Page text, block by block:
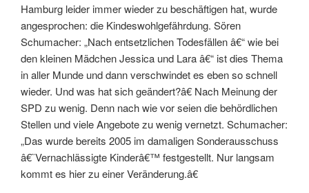
Hamburg leider immer wieder zu beschäftigen hat, wurde
angesprochen: die Kindeswohlgefährdung. Sören
Schumacher: „Nach entsetzlichen Todesfällen â€“ wie bei
den kleinen Mädchen Jessica und Lara â€“ ist dies Thema
in aller Munde und dann verschwindet es eben so schnell
wieder. Und was hat sich geändert?â€ Nach Meinung der
SPD zu wenig. Denn nach wie vor seien die behördlichen
Stellen und viele Angebote zu wenig vernetzt. Schumacher:
„Das wurde bereits 2005 im damaligen Sonderausschuss
â€˜Vernachlässigte Kinderâ€™ festgestellt. Nur langsam
kommt es hier zu einer Veränderung.â€